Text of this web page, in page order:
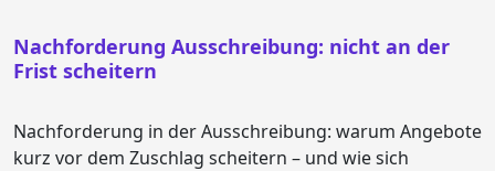
Nachforderung Ausschreibung: nicht an der
Frist scheitern
Nachforderung in der Ausschreibung: warum Angebote
kurz vor dem Zuschlag scheitern – und wie sich